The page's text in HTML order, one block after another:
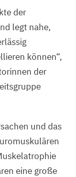
der
legt nahe,
können“,
der
und das
eine große